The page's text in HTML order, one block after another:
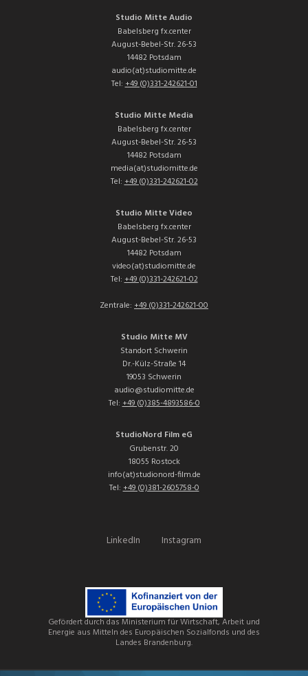
Studio Mitte Audio
Babelsberg fx.center
August-Bebel-Str. 26-53
14482 Potsdam
audio(at)studiomitte.de
Tel:+49 (0)331-242621-01
Studio Mitte Media
Babelsberg fx.center
August-Bebel-Str. 26-53
14482 Potsdam
media(at)studiomitte.de
Tel:+49 (0)331-242621-02
Studio Mitte Video
Babelsberg fx.center
August-Bebel-Str. 26-53
14482 Potsdam
video(at)studiomitte.de
Tel:+49 (0)331-242621-02
Zentrale: +49 (0)331-242621-00
Studio Mitte MV
Standort Schwerin
Dr.-Külz-Straße 14
19053 Schwerin
audio@studiomitte.de
Tel:+49 (0)385-4893586-0
StudioNord Film eG
Grubenstr. 20
18055 Rostock
info(at)studionord-film.de
Tel:+49 (0)381-2605758-0
LinkedIn Instagram
Gefördert durch das Ministerium für Wirtschaft, Arbeit und
Energie aus Mitteln des Europäischen Sozialfonds und des
Landes Brandenburg.